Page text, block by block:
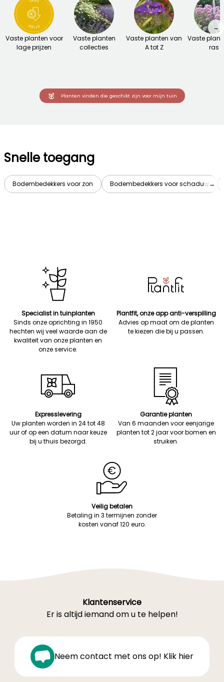
Vaste planten voor
lage prijzen
Vaste planten
collecties
Vaste planten van
A tot Z
Vaste
ras
→
Planten vinden die geschikt zijn voor mijn tuin
Snelle toegang
Bodembedekkers voor zon Bodembedekkers voor schaduw→
Specialist in tuinplanten
Sinds onze oprichting in 1950
hechten wij veel waarde aan de
kwaliteit van onze planten en
onze service.
Plantfit, onze app anti-verspilling
Advies op maat om de planten
te kiezen die bij u passen.
Expresslevering
Uw planten worden in 24 tot 48
uur of op een datum naar keuze
bij u thuis bezorgd.
Garantie planten
Van 6 maanden voor eenjarige
planten tot 2 jaar voor bomen en
struiken.
Veilig betalen
Betaling in 3 termijnen zonder
kosten vanaf 120 euro.
Klantenservice
Er is altijd iemand om u te helpen!
Neem contact met ons op! Klik hier